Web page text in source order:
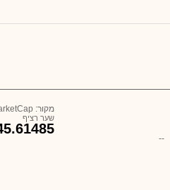
מקור: CoinMarketCap
--
שער רציף